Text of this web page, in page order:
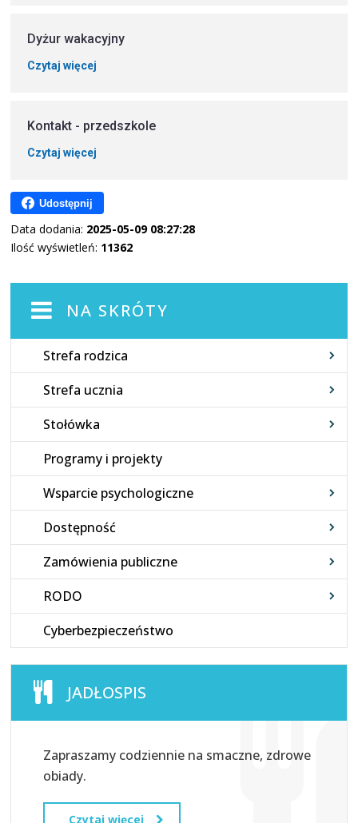
Dyżur wakacyjny
Czytaj więcej
Kontakt - przedszkole
Czytaj więcej
Udostępnij
Data dodania: 2025-05-09 08:27:28
Ilość wyświetleń: 11362
NA SKRÓTY
Strefa rodzica
Strefa ucznia
Stołówka
Programy i projekty
Wsparcie psychologiczne
Dostępność
Zamówienia publiczne
RODO
Cyberbezpieczeństwo
JADŁOSPIS
Zapraszamy codziennie na smaczne, zdrowe
obiady.
Czytaj więcej